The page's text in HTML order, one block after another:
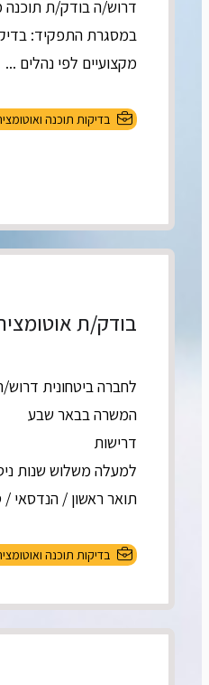
דרוש/ה בודק/ת תוכנה
מקצועיים לפי נהלים ...
בדיקות תוכנה
בודק/ת
לחברה ביטחונית
המשרה בבאר שבע
דרישות
למעלה משלוש שנות
תואר ראשון / הנדסאי
בדיקות תוכנה